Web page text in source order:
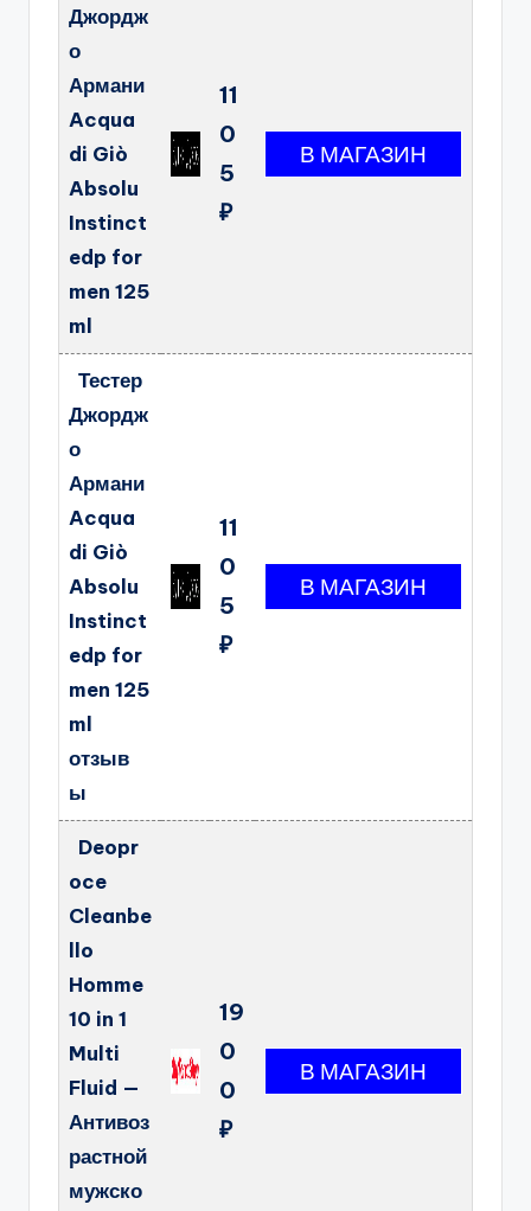
Джордж
о
Армани
Acqua
di Giò
Absolu
Instinct
edp for
men 125
ml
11
0
5
₽
Тестер
Джордж
о
Армани
Acqua
di Giò
Absolu
Instinct
edp for
men 125
ml
отзыв
ы
11
0
5
₽
Deopr
oce
Cleanbe
llo
Homme
10 in 1
Multi
Fluid —
Антивоз
растной
мужско
19
0
0
₽